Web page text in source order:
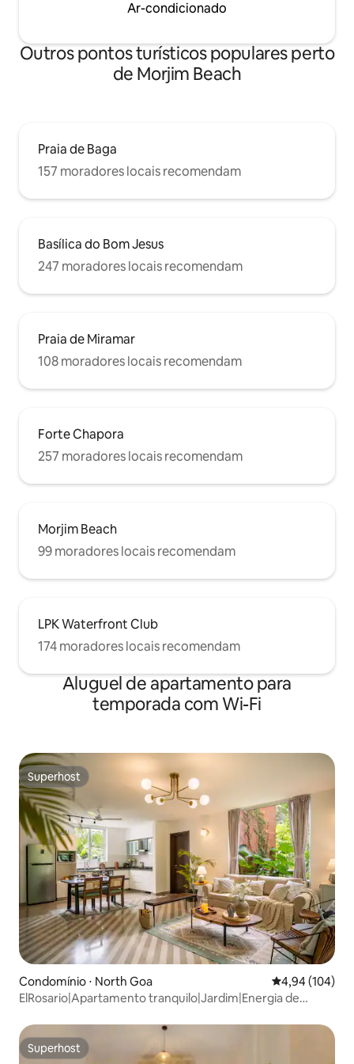
Ar-condicionado
Outros pontos turísticos populares perto
de Morjim Beach
Praia de Baga
157 moradores locais recomendam
Basílica do Bom Jesus
247 moradores locais recomendam
Praia de Miramar
108 moradores locais recomendam
Forte Chapora
257 moradores locais recomendam
Morjim Beach
99 moradores locais recomendam
LPK Waterfront Club
174 moradores locais recomendam
Aluguel de apartamento para
temporada com Wi-Fi
Superhost
Superhost
Condomínio ⋅ North Goa 4,94 de uma
4,94 (104)
ElRosario|Apartamento tranquilo|Jardim|Energia de
Superhost
Superhost